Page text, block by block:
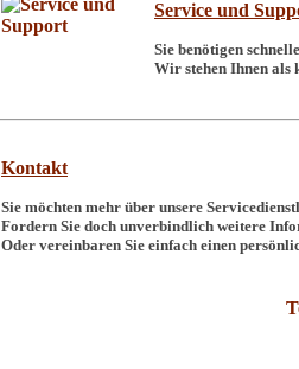
Service und
Sie benötigen
Wir stehen Ihnen als
Kontakt
Sie möchten mehr über unsere
Fordern Sie doch unverbindlich weitere
Oder vereinbaren Sie einfach einen